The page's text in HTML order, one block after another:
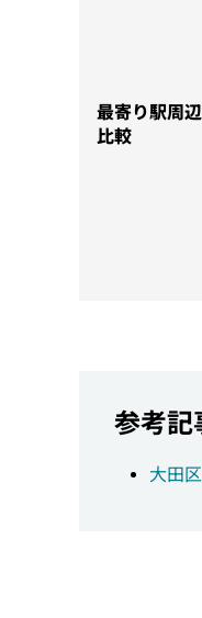
最寄り駅周
比較
参考記
大田